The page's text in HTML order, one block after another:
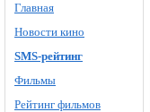
Главная
Новости кино
SMS-рейтинг
Фильмы
Рейтинг фильмов